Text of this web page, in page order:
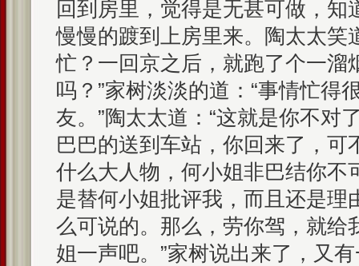
回到房里，觉得是无甚可做，知
慢慢的踱到上房里来。陶太太笑
忙？一回京之后，就跑了个一溜
吗？”家树淡淡的道：“事情忙得
友。”陶太太道：“这就是你不对
巴巴的送到车站，你回来了，可
什么大人物，何小姐非巴结你不
是替何小姐批评我，而且还是理
么可说的。那么，劳你驾，就给
姐一声吧。”家树说出来了，又